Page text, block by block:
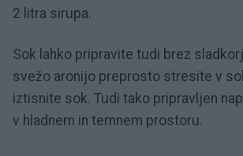
2 litra sirupa.
Sok lahko pripravite tudi brez
svežo aronijo preprosto stresite v
iztisnite sok. Tudi tako pripravljen
v hladnem in temnem prostoru.